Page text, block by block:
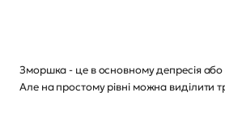
Зморшка - це в основному депресія або
Але на простому рівні можна виділити